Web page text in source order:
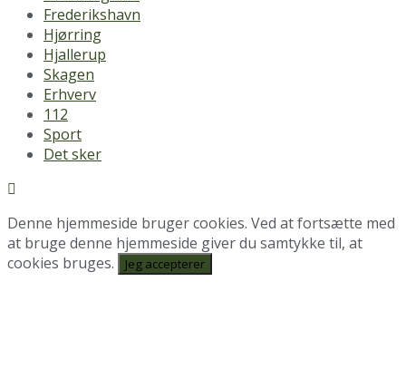
Frederikshavn
Hjørring
Hjallerup
Skagen
Erhverv
112
Sport
Det sker
Denne hjemmeside bruger cookies. Ved at fortsætte med
at bruge denne hjemmeside giver du samtykke til, at
cookies bruges.
Jeg accepterer